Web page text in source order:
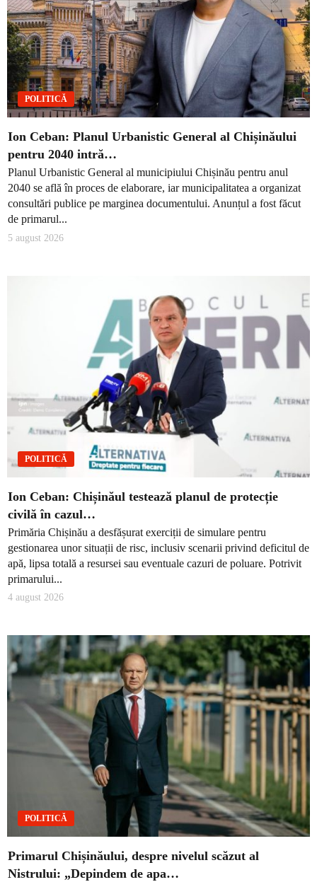
POLITICĂ
Ion Ceban: Planul Urbanistic General al Chișinăului
pentru 2040 intră…
Planul Urbanistic General al municipiului Chișinău pentru anul
2040 se află în proces de elaborare, iar municipalitatea a organizat
consultări publice pe marginea documentului. Anunțul a fost făcut
de primarul...
5 august 2026
POLITICĂ
Ion Ceban: Chișinăul testează planul de protecție
civilă în cazul…
Primăria Chișinău a desfășurat exerciții de simulare pentru
gestionarea unor situații de risc, inclusiv scenarii privind deficitul de
apă, lipsa totală a resursei sau eventuale cazuri de poluare. Potrivit
primarului...
4 august 2026
POLITICĂ
Primarul Chișinăului, despre nivelul scăzut al
Nistrului: „Depindem de apa…